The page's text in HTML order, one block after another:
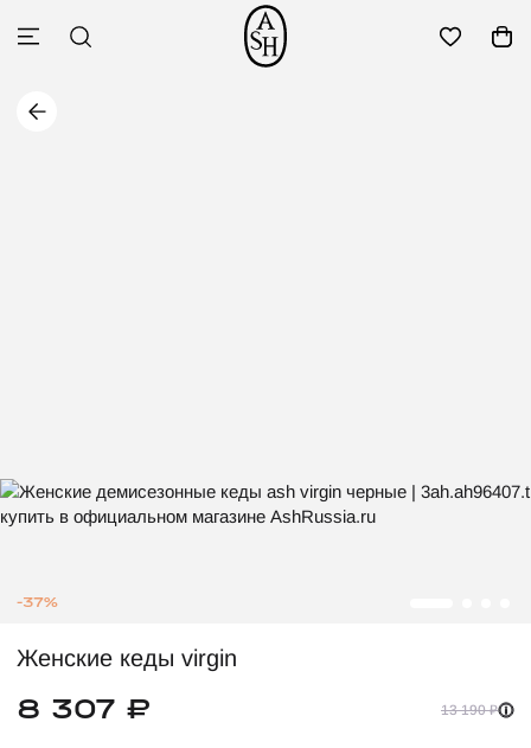
-37%
Женские кеды virgin
8 307 ₽ 13 190 ₽